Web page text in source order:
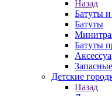
Назад
Батуты
Батуты
Батуты
Детские
Назад